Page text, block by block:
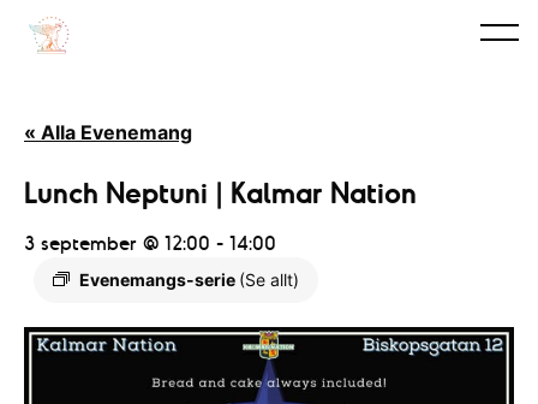
« Alla Evenemang
Lunch Neptuni | Kalmar Nation
3 september @ 12:00 - 14:00
Evenemangs-serie (Se allt)